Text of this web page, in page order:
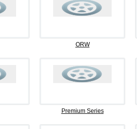
ORW
Premium Series